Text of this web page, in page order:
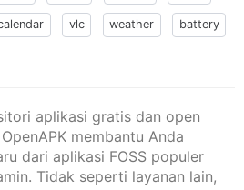
vlc weather battery
aplikasi gratis dan open
membantu Anda
dari aplikasi FOSS populer
Tidak seperti layanan lain,